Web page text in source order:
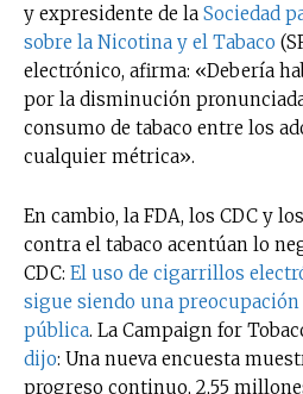
y expresidente de la Sociedad
sobre la Nicotina y el Tabaco
electrónico, afirma: «Debería
por la disminución
consumo de tabaco entre los
cualquier métrica».
En cambio, la FDA, los CDC y
contra el tabaco acentúan lo
CDC: El uso de cigarrillos
sigue siendo una
pública. La Campaign for
dijo: Una nueva encuesta
progreso continuo, 2,55